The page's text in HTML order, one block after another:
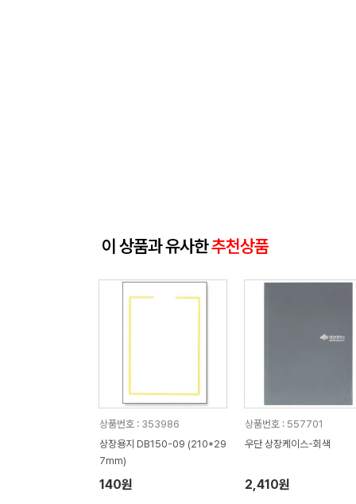
이 상품과 유사한추천상품
상품번호 : 353986
상장용지 DB150-09 (210*29
7mm)
140원
상품번호 : 557701
우단 상장케이스-회색
2,410원